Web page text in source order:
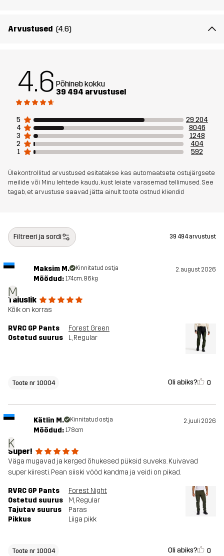
Kaal 600g suuruses Medium
Artikli number 10004_2243
Arvustused (4.6)
4.6 Põhineb kokku
39 494 arvustusel
5
29 204
4
8046
3
1248
2
404
1
592
Ülekontrollitud arvustused esitatakse kas automaatsete ostujärgsete
meilide või Minu lehtede kaudu, kust leiate varasemad tellimused. See
tagab, et arvustuse saavad jätta ainult toote ostnud kliendid
Filtreeri ja sordi 39 494 arvustust
M
Maksim M. Kinnitatud ostja 2. august 2026
Mõõdud: 174cm, 86kg
Täiuslik
Kõik on korras
RVRC GP Pants
Forest Green
Ostetud suurus
L, Regular
Toote nr 10004 Oli abiks? 0
K
Kätlin M. Kinnitatud ostja 2. juuli 2026
Mõõdud: 178cm
Super!
Väga mugavad ja kerged õhukesed püksid suveks. Kuivavad
super kiiresti. Pean siiski vööd kandma ja veidi on pikad.
RVRC GP Pants
Forest Night
Ostetud suurus
M, Regular
Tajutav suurus
Paras
Pikkus
Liiga pikk
Toote nr 10004 Oli abiks? 0